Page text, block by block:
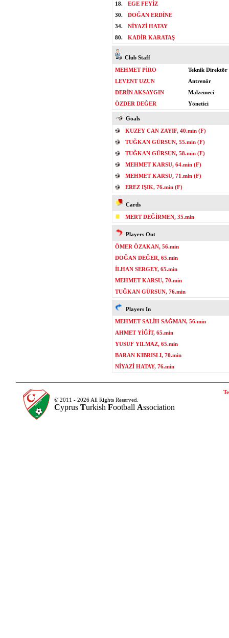
18.
EGE FEYİZ
30.
DOĞAN ERDİNE
34.
NİYAZİ HATAY
80.
KADİR KARATAŞ
Club Staff
MEHMET PİRO
Teknik Direktör
LEVENT UZUN
Antrenör
DERİN AKSAYGIN
Malzemeci
ÖZDER DEĞER
Yönetici
Goals
KUZEY CAN ZAYIF, 40.min (F)
TUĞKAN GÜRSUN, 55.min (F)
TUĞKAN GÜRSUN, 58.min (F)
MEHMET KARSU, 64.min (F)
MEHMET KARSU, 71.min (F)
EREZ IŞIK, 76.min (F)
Cards
MERT DEĞİRMEN, 35.min
Players Out
ÖMER ÖZAKAN, 56.min
DOĞAN DEĞER, 65.min
İLHAN SERGEY, 65.min
MEHMET KARSU, 70.min
TUĞKAN GÜRSUN, 76.min
Players In
MEHMET SALİH SAĞMAN, 56.min
AHMET YİĞİT, 65.min
YUSUF YILMAZ, 65.min
BARAN KIBRISLI, 70.min
NİYAZİ HATAY, 76.min
© 2011 - 2026 All Rights Reserved.
Cyprus Turkish Football Association